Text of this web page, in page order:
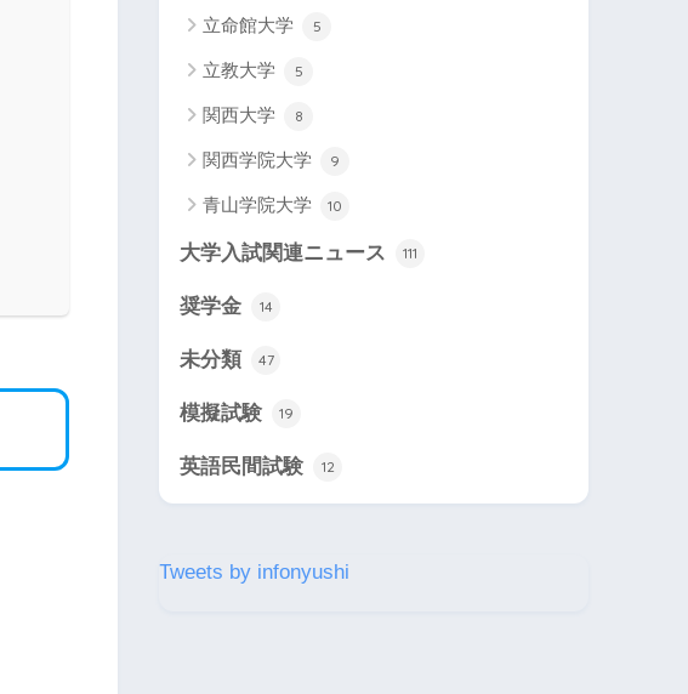
立命館大学 5
立教大学 5
関西大学 8
関西学院大学 9
青山学院大学 10
大学入試関連ニュース 111
奨学金 14
未分類 47
模擬試験 19
英語民間試験 12
Tweets by infonyushi